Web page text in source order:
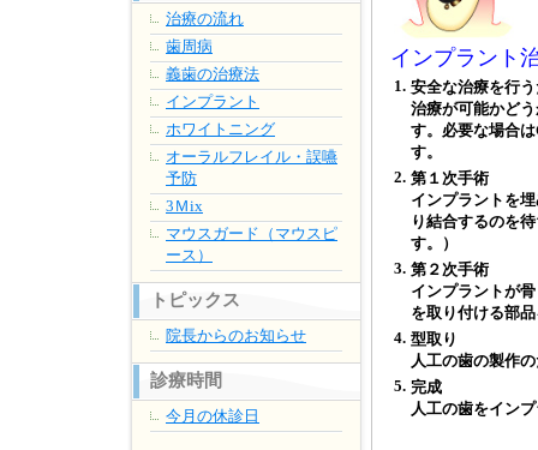
治療の流れ
歯周病
義歯の治療法
インプラント
ホワイトニング
オーラルフレイル・誤嚥
予防
3Ｍix
マウスガード（マウスピ
ース）
トピックス
院長からのお知らせ
診療時間
今月の休診日
インプラント
1. 安全な治療を行
治療が可能かど
す。必要な場合
す。
2. 第１次手術
インプラントを
り結合するのを
す。）
3. 第２次手術
インプラントが
を取り付ける部
4. 型取り
人工の歯の製作
5. 完成
人工の歯をイン